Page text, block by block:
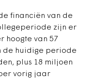
financiën van de
zijn er
hoogte van 57
de huidige periode
plus 18 miljoen
vorig jaar